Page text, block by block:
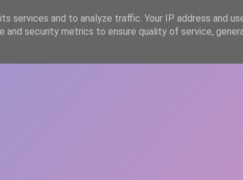
HOME ARTICOLE DESPRE ECHIPĂ
services and to analyze traffic. Your IP address and
and security metrics to ensure quality of service,